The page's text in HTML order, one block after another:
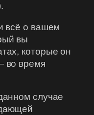
всё о вашем
вы
которые он
во время
случае